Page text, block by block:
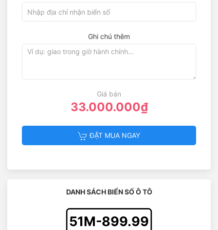
Ghi chú thêm
Giá bán
33.000.000₫
ĐẶT MUA NGAY
DANH SÁCH BIỂN SỐ Ô TÔ
51M-899.99